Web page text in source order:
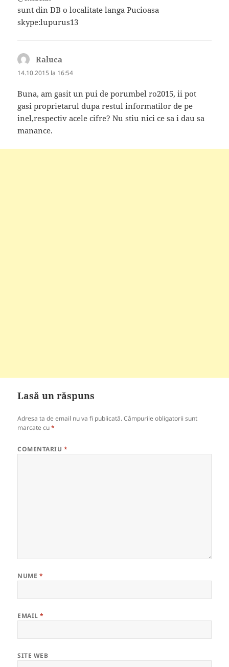
sunt din DB o localitate langa Pucioasa
skype:lupurus13
Raluca
14.10.2015 la 16:54
Buna, am gasit un pui de porumbel ro2015, ii pot
gasi proprietarul dupa restul informatilor de pe
inel,respectiv acele cifre? Nu stiu nici ce sa i dau sa
manance.
Lasă un răspuns
Adresa ta de email nu va fi publicată. Câmpurile obligatorii sunt
marcate cu*
COMENTARIU *
NUME *
EMAIL*
SITE WEB